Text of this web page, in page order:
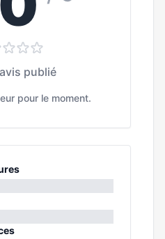
publié
pour le moment.